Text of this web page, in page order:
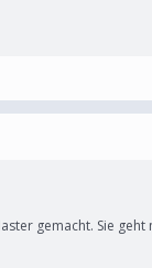
gemacht. Sie